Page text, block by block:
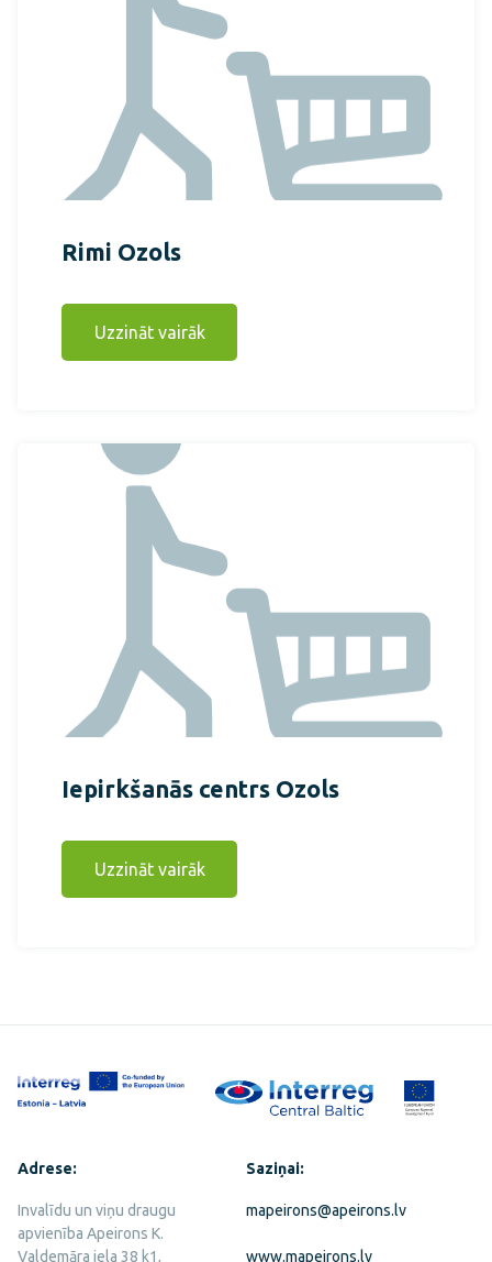
Rimi Ozols
Uzzināt vairāk
Iepirkšanās centrs Ozols
Uzzināt vairāk
Adrese:
Invalīdu un viņu draugu
apvienība Apeirons K.
Valdemāra iela 38 k1,
Saziņai:
mapeirons@apeirons.lv
www.mapeirons.lv